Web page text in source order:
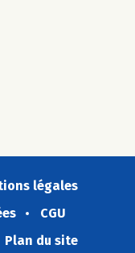
légales
CGU
Plan du site